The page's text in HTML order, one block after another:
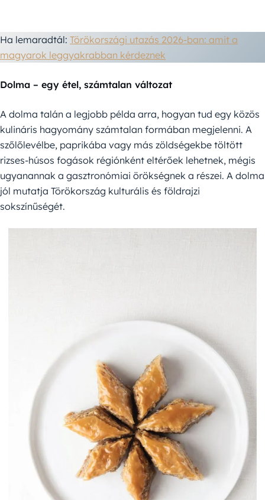
Ha lemaradtál: Törökországi utazás 2026-ban: amit a
magyarok leggyakrabban kérdeznek
Dolma – egy étel, számtalan változat
A dolma talán a legjobb példa arra, hogyan tud egy közös
kulináris hagyomány számtalan formában megjelenni. A
szőlőlevélbe, paprikába vagy más zöldségekbe töltött
rizses-húsos fogások régiónként eltérőek lehetnek, mégis
ugyanannak a gasztronómiai örökségnek a részei. A dolma
jól mutatja Törökország kulturális és földrajzi
sokszínűségét.